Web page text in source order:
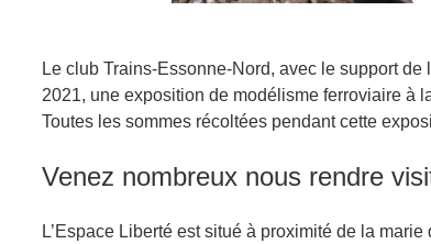
Le club Trains-Essonne-Nord, avec le support
2021, une exposition de modélisme ferroviaire à
Toutes les sommes récoltées pendant cette
Venez nombreux nous rendre
L’Espace Liberté est situé à proximité de la